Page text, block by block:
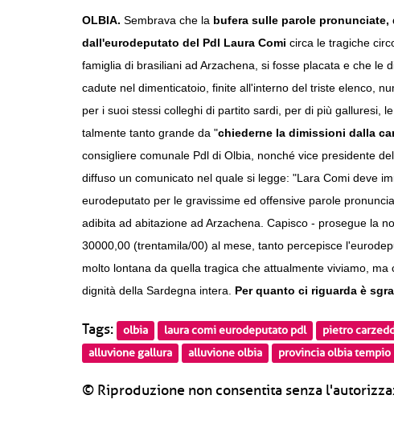
OLBIA. Sembrava che la bufera sulle parole pronunciate,
dall'eurodeputato del Pdl Laura Comi circa le tragiche
famiglia di brasiliani ad Arzachena, si fosse placata e che le
cadute nel dimenticatoio, finite all'interno del triste elenco,
per i suoi stessi colleghi di partito sardi, per di più galluresi,
talmente tanto grande da "chiederne la dimissioni dalla
consigliere comunale Pdl di Olbia, nonché vice presidente
diffuso un comunicato nel quale si legge: "Lara Comi deve
eurodeputato per le gravissime ed offensive parole
adibita ad abitazione ad Arzachena. Capisco - prosegue la
30000,00 (trentamila/00) al mese, tanto percepisce
molto lontana da quella tragica che attualmente viviamo,
dignità della Sardegna intera. Per quanto ci riguarda è
Tags: olbia laura comi eurodeputato pdl pietro
alluvione gallura
alluvione olbia provincia olbia tempio
© Riproduzione non consentita senza